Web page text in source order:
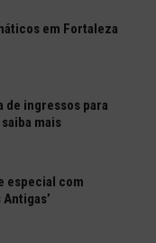
em Fortaleza
de ingressos para
mais
especial com